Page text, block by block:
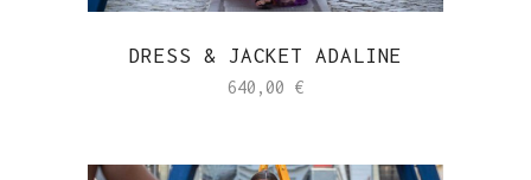
DRESS & JACKET ADALINE
640,00 €